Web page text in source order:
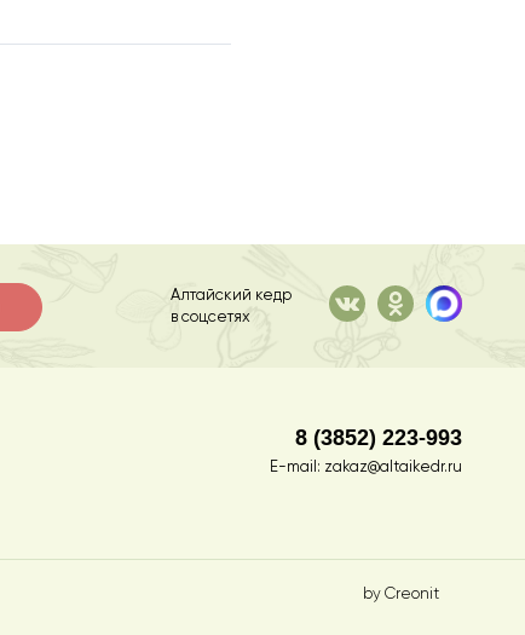
Алтайский кедр
в соцсетях
8 (3852) 223-993
E-mail: zakaz@altaikedr.ru
by Creonit